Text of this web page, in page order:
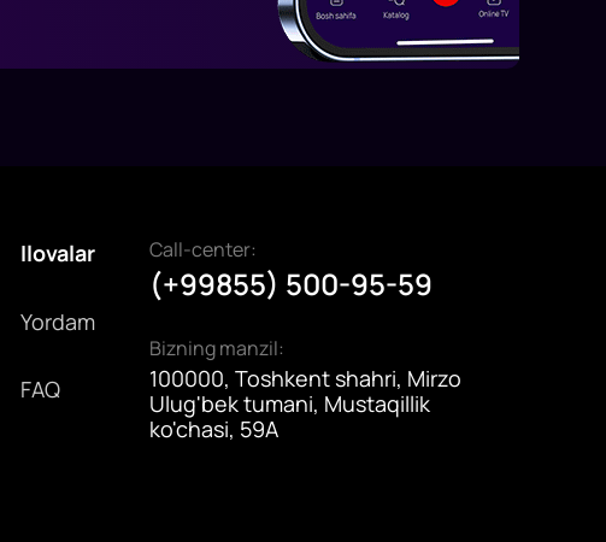
Ilovalar
Yordam
FAQ
Call-center:
(+99855) 500-95-59
Bizning manzil:
100000, Toshkent shahri, Mirzo
Ulug'bek tumani, Mustaqillik
ko'chasi, 59A